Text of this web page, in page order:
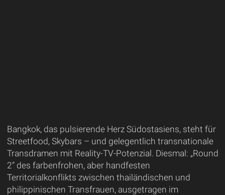
Bangkok, das pulsierende Herz Südostasiens, steht für
Streetfood, Skybars – und gelegentlich transnationale
Transdramen mit Reality-TV-Potenzial. Diesmal: „Round
2“ des farbenfrohen, aber handfesten
Territorialkonflikts zwischen thailändischen und
philippinischen Transfrauen, ausgetragen im